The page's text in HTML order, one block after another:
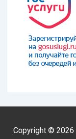
Copyright © 2026